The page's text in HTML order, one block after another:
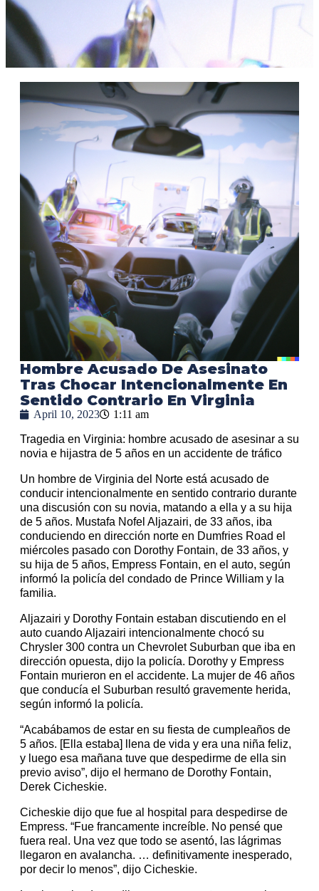
Hombre Acusado De Asesinato
Tras Chocar Intencionalmente En
Sentido Contrario En Virginia
April 10, 2023 1:11 am
Tragedia en Virginia: hombre acusado de asesinar a su
novia e hijastra de 5 años en un accidente de tráfico
Un hombre de Virginia del Norte está acusado de
conducir intencionalmente en sentido contrario durante
una discusión con su novia, matando a ella y a su hija
de 5 años. Mustafa Nofel Aljazairi, de 33 años, iba
conduciendo en dirección norte en Dumfries Road el
miércoles pasado con Dorothy Fontain, de 33 años, y
su hija de 5 años, Empress Fontain, en el auto, según
informó la policía del condado de Prince William y la
familia.
Aljazairi y Dorothy Fontain estaban discutiendo en el
auto cuando Aljazairi intencionalmente chocó su
Chrysler 300 contra un Chevrolet Suburban que iba en
dirección opuesta, dijo la policía. Dorothy y Empress
Fontain murieron en el accidente. La mujer de 46 años
que conducía el Suburban resultó gravemente herida,
según informó la policía.
“Acabábamos de estar en su fiesta de cumpleaños de
5 años. [Ella estaba] llena de vida y era una niña feliz,
y luego esa mañana tuve que despedirme de ella sin
previo aviso”, dijo el hermano de Dorothy Fontain,
Derek Cicheskie.
Cicheskie dijo que fue al hospital para despedirse de
Empress. “Fue francamente increíble. No pensé que
fuera real. Una vez que todo se asentó, las lágrimas
llegaron en avalancha. … definitivamente inesperado,
por decir lo menos”, dijo Cicheskie.